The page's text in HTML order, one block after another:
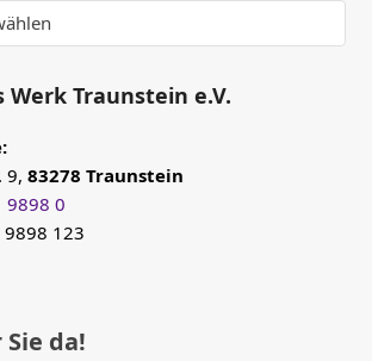
Werk Traunstein e.V.
9,83278 Traunstein
9898 0
9898 123
da!